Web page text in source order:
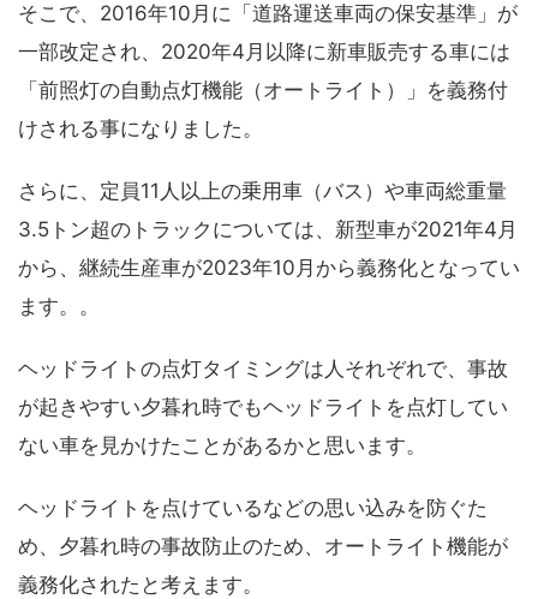
そこで、2016年10月に「道路運送車両の保安基準」が
一部改定され、2020年4月以降に新車販売する車には
「前照灯の自動点灯機能（オートライト）」を義務付
けされる事になりました。
さらに、定員11人以上の乗用車（バス）や車両総重量
3.5トン超のトラックについては、新型車が2021年4月
から、継続生産車が2023年10月から義務化となってい
ます。。
ヘッドライトの点灯タイミングは人それぞれで、事故
が起きやすい夕暮れ時でもヘッドライトを点灯してい
ない車を見かけたことがあるかと思います。
ヘッドライトを点けているなどの思い込みを防ぐた
め、夕暮れ時の事故防止のため、オートライト機能が
義務化されたと考えます。